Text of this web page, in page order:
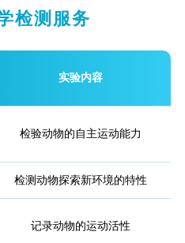
检测服务
实验内容
检验动物的自主运动能力
检测动物探索新环境的特性
记录动物的运动活性